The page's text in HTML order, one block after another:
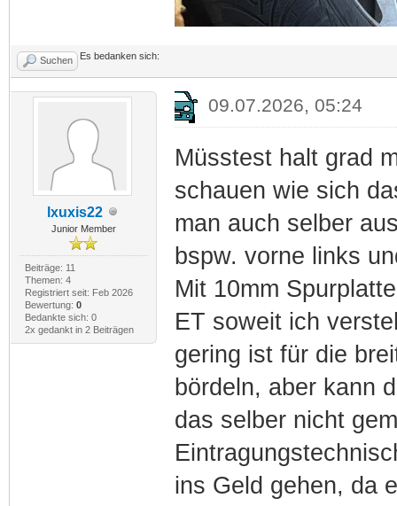
Suchen Es bedanken sich:
lxuxis22
Junior Member
Beiträge: 11
Themen: 4
Registriert seit: Feb 2026
Bewertung: 0
Bedankte sich: 0
2x gedankt in 2 Beiträgen
09.07.2026, 05:24
Müsstest halt grad
schauen wie sich
man auch selber
bspw. vorne links
Mit 10mm
ET soweit ich
gering ist für die
bördeln, aber kann
das selber nicht
ins Geld gehen, da